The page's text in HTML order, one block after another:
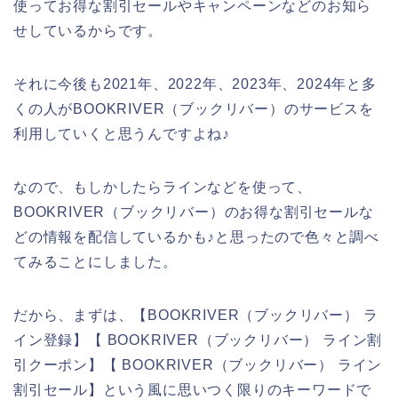
使ってお得な割引セールやキャンペーンなどのお知ら
せしているからです。
それに今後も2021年、2022年、2023年、2024年と多
くの人がBOOKRIVER（ブックリバー）のサービスを
利用していくと思うんですよね♪
なので、もしかしたらラインなどを使って、
BOOKRIVER（ブックリバー）のお得な割引セールな
どの情報を配信しているかも♪と思ったので色々と調べ
てみることにしました。
だから、まずは、【BOOKRIVER（ブックリバー） ラ
イン登録】【 BOOKRIVER（ブックリバー） ライン割
引クーポン】【 BOOKRIVER（ブックリバー） ライン
割引セール】という風に思いつく限りのキーワードで